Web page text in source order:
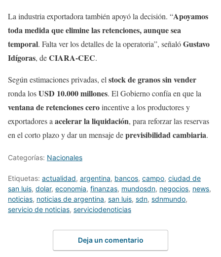
La industria exportadora también apoyó la decisión. “Apoyamos
toda medida que elimine las retenciones, aunque sea
temporal. Falta ver los detalles de la operatoria”, señalóGustavo
Idígoras, deCIARA-CEC.
Según estimaciones privadas, el stock de granos sin vender
ronda losUSD 10.000 millones. El Gobierno confía en que la
ventana de retenciones ceroincentive a los productores y
exportadores a acelerar la liquidación, para reforzar las reservas
en el corto plazo y dar un mensaje deprevisibilidad cambiaria.
Categorías: Nacionales
Etiquetas: actualidad, argentina, bancos, campo, ciudad de
san luis, dolar, economia, finanzas, mundosdn, negocios, news,
noticias, noticias de argentina, san luis, sdn, sdnmundo,
servicio de noticias, serviciodenoticias
Deja un comentario